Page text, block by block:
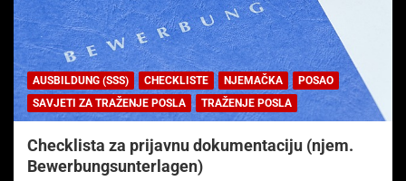
AUSBILDUNG (SSS) CHECKLISTE NJEMAČKA
POSAO
SAVJETI ZA TRAŽENJE POSLA
TRAŽENJE POSLA
Checklista za prijavnu dokumentaciju (njem.
Bewerbungsunterlagen)